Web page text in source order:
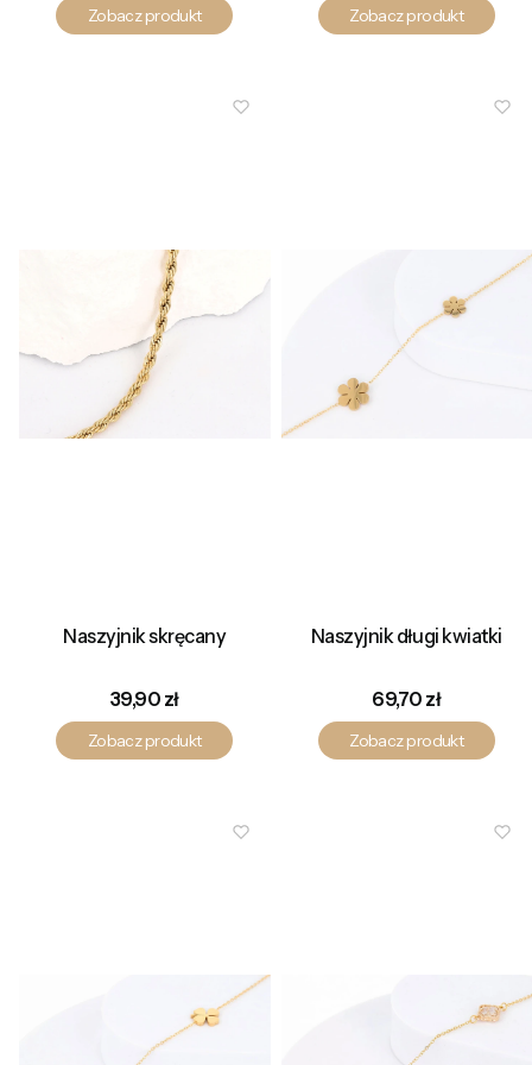
Zobacz produkt Zobacz produkt
Naszyjnik skręcany
Cena
39,90 zł
Zobacz produkt
Naszyjnik długi kwiatki
Cena
69,70 zł
Zobacz produkt